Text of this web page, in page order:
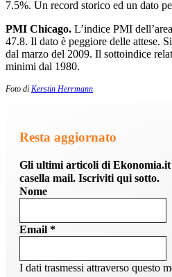
7.5%. Un record storico ed un dato
PMI Chicago. L’indice PMI
47.8. Il dato è peggiore delle attese.
dal marzo del 2009. Il sottoindice
minimi dal 1980.
Foto di Kerstin Herrmann
Resta aggiornato
Gli ultimi articoli di Ekonomia.it
casella mail. Iscriviti qui sotto.
Nome
Email *
I dati trasmessi attraverso questo